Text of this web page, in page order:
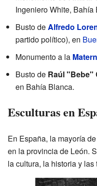
Ingeniero White, Bahía
Busto deAlfredo
partido político), en
Monumento a la
Busto de Raúl "Bebe"
en Bahía Blanca.
Esculturas en
En España, la mayoría
en la provincia de León.
la cultura, la historia y